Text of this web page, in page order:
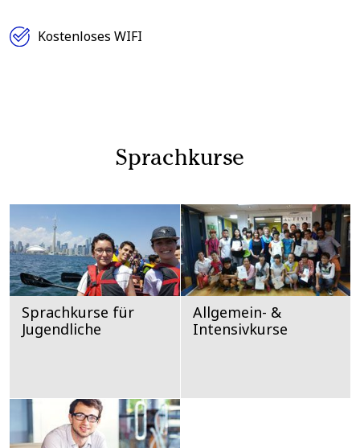
Kostenloses WIFI
Sprachkurse
Sprachkurse für
Jugendliche
Allgemein- &
Intensivkurse